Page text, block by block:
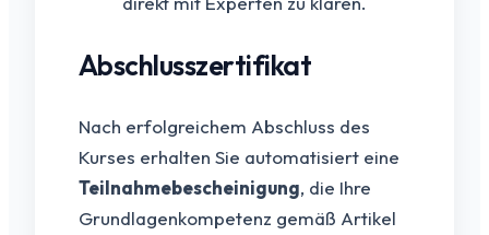
Abschlusszertifikat
Nach erfolgreichem Abschluss des
Kurses erhalten Sie automatisiert eine
Teilnahmebescheinigung, die Ihre
Grundlagenkompetenz gemäß Artikel